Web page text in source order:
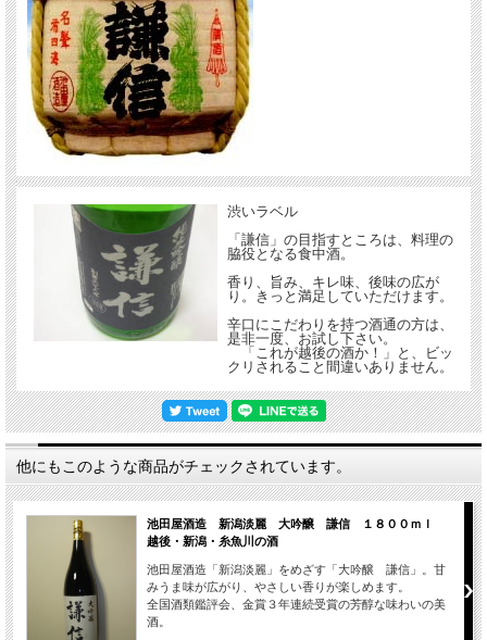
渋いラベル
「謙信」の目指すところは、料理の
脇役となる食中酒。
香り、旨み、キレ味、後味の広が
り。きっと満足していただけます。
辛口にこだわりを持つ酒通の方は、
是非一度、お試し下さい。
「これが越後の酒か！」と、ビッ
クリされること間違いありません。
他にもこのような商品がチェックされています。
池田屋酒造 新潟淡麗 大吟醸 謙信 １８００ｍｌ
越後・新潟・糸魚川の酒
池田屋酒造「新潟淡麗」をめざす「大吟醸 謙信」。甘
みうま味が広がり、やさしい香りが楽しめます。
全国酒類鑑評会、金賞３年連続受賞の芳醇な味わいの美
酒。